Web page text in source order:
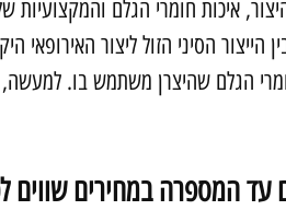
איכות חומרי הגלם והמקצועיות
הייצור הסיני הזול ליצור
הגלם שהיצרן משתמש בו. למעשה,
עד המספרה במחירים שווים